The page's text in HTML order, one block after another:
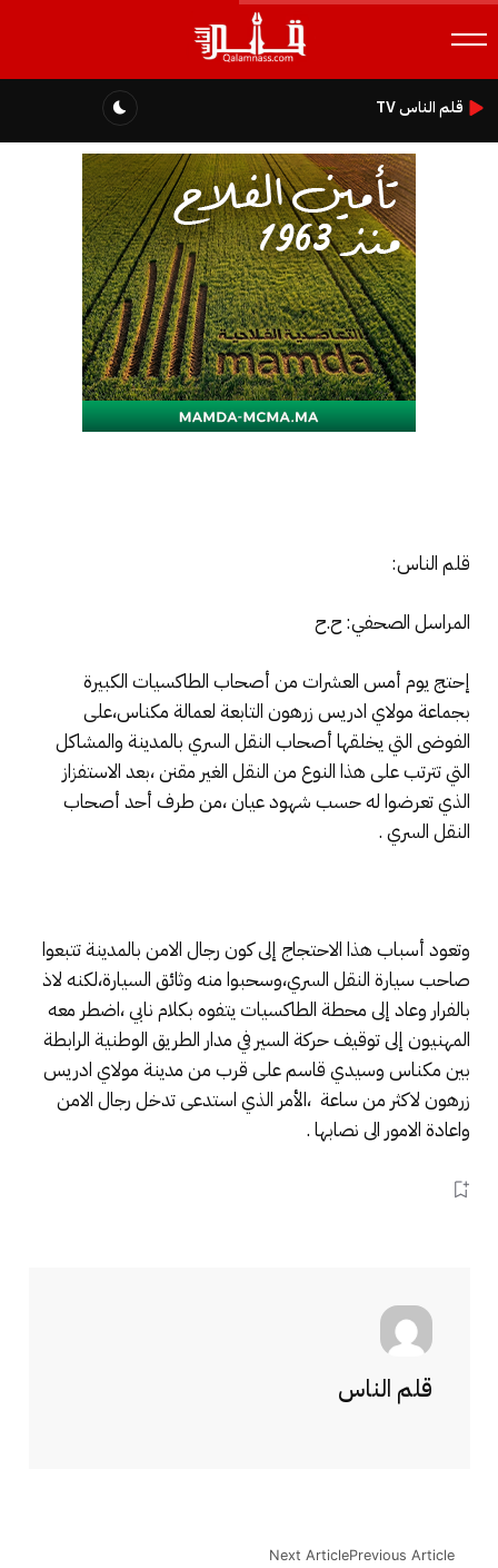
قلم الناس TV
قلم الناس:
المراسل الصحفي: ح.ح
إحتج يوم أمس العشرات من أصحاب الطاكسيات الكبيرة
بجماعة مولاي ادريس زرهون التابعة لعمالة مكناس،على
الفوضى التي يخلقها أصحاب النقل السري بالمدينة والمشاكل
التي تترتب على هذا النوع من النقل الغير مقنن ،بعد الاستفزاز
الذي تعرضوا له حسب شهود عيان ،من طرف أحد أصحاب
النقل السري .
وتعود أسباب هذا الاحتجاج إلى كون رجال الامن بالمدينة تتبعوا
صاحب سيارة النقل السري،وسحبوا منه وثائق السيارة،لكنه لاذ
بالفرار وعاد إلى محطة الطاكسيات يتفوه بكلام نابي ،اضطر معه
المهنيون إلى توقيف حركة السير في مدار الطريق الوطنية الرابطة
بين مكناس وسيدي قاسم على قرب من مدينة مولاي ادريس
زرهون لاكثر من ساعة ،الأمر الذي استدعى تدخل رجال الامن
واعادة الامور الى نصابها .
قلم الناس
Previous Article
Next Article